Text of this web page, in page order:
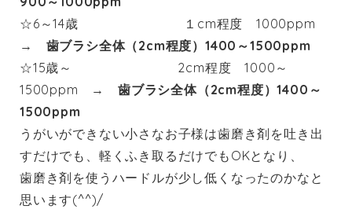
☆6～14歳 １cm程度 1000ppm
→ 歯ブラシ全体（2cm程度）1400～1500ppm
☆15歳～ 2cm程度 1000～
1500ppm → 歯ブラシ全体（2cm程度）1400～
1500ppm
うがいができない小さなお子様は歯磨き剤を吐き出
すだけでも、軽くふき取るだけでもOKとなり、
歯磨き剤を使うハードルが少し低くなったのかなと
思います(^^)/